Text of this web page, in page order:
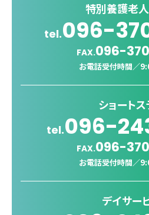
特別養護老
tel.096-
FAX.096-
お電話受付時間／
ショートス
tel.096-
FAX.096-
お電話受付時間／
デイサー